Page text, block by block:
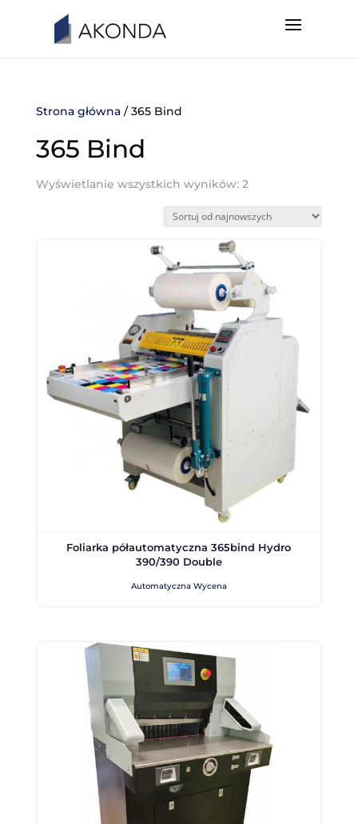
Strona główna/ 365 Bind
365 Bind
Wyświetlanie wszystkich wyników: 2
Foliarka półautomatyczna 365bind Hydro
390/390 Double
Automatyczna Wycena